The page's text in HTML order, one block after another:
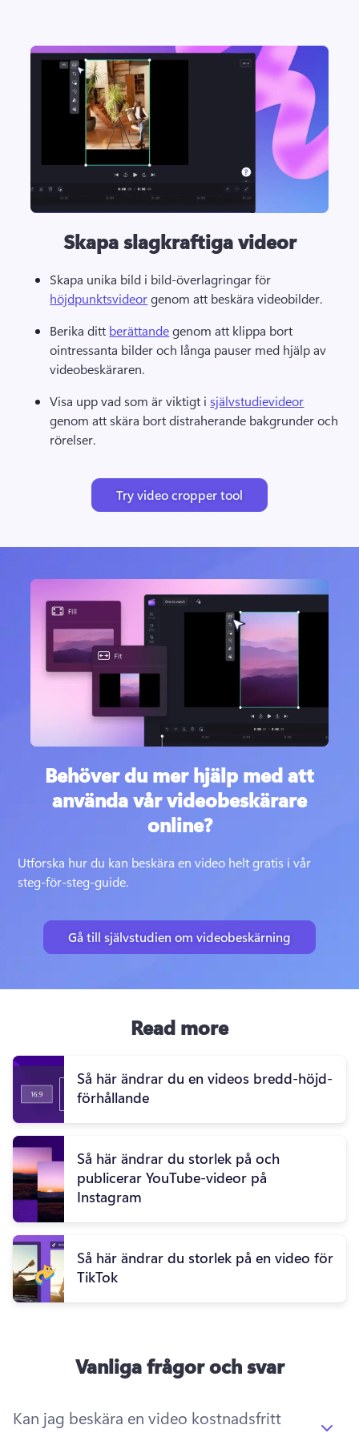
Skapa slagkraftiga videor
Skapa unika bild i bild-överlagringar för
höjdpunktsvideor genom att beskära videobilder.
Berika ditt berättande genom att klippa bort
ointressanta bilder och långa pauser med hjälp av
videobeskäraren.
Visa upp vad som är viktigt i självstudievideor
genom att skära bort distraherande bakgrunder och
rörelser.
Try video cropper tool
Behöver du mer hjälp med att
använda vår videobeskärare
online?
Utforska hur du kan beskära en video helt gratis i vår
steg-för-steg-guide.
Gå till självstudien om videobeskärning
Read more
Så här ändrar du en videos bredd-höjd-
förhållande
Så här ändrar du storlek på och
publicerar YouTube-videor på
Instagram
Så här ändrar du storlek på en video för
TikTok
Vanliga frågor och svar
Kan jag beskära en video kostnadsfritt